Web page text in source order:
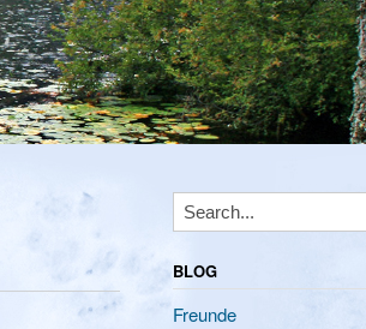
BLOG
Freunde